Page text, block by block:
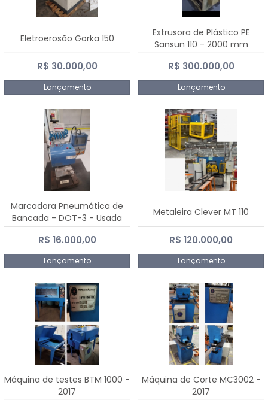
Eletroerosão Gorka 150
R$ 30.000,00
Lançamento
Extrusora de Plástico PE
Sansun 110 - 2000 mm
R$ 300.000,00
Lançamento
Marcadora Pneumática de
Bancada - DOT-3 - Usada
R$ 16.000,00
Lançamento
Metaleira Clever MT 110
R$ 120.000,00
Lançamento
Máquina de testes BTM 1000 -
2017
Máquina de Corte MC3002 -
2017